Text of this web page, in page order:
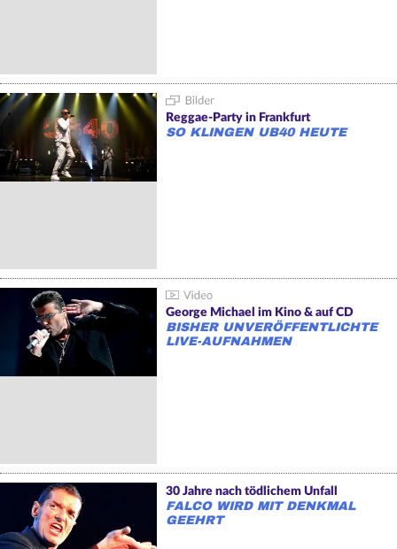
Reggae-Party in Frankfurt
SO KLINGEN UB40 HEUTE
George Michael im Kino & auf CD
BISHER UNVERÖFFENTLICHTE
LIVE-AUFNAHMEN
30 Jahre nach tödlichem Unfall
FALCO WIRD MIT DENKMAL
GEEHRT